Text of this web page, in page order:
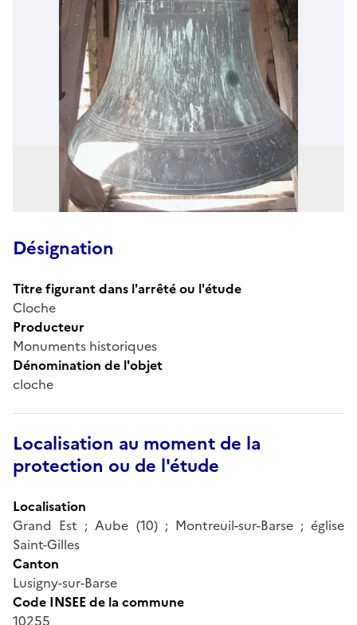
Désignation
Titre figurant dans l'arrêté ou l'étude
Cloche
Producteur
Monuments historiques
Dénomination de l'objet
cloche
Localisation au moment de la
protection ou de l'étude
Localisation
Grand Est ; Aube (10) ; Montreuil-sur-Barse ; église
Saint-Gilles
Canton
Lusigny-sur-Barse
Code INSEE de la commune
10255